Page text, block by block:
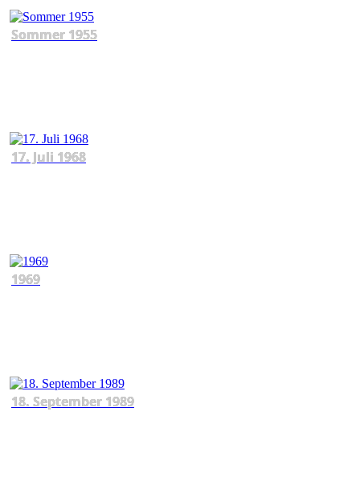
Sommer 1955
17. Juli 1968
1969
18. September 1989